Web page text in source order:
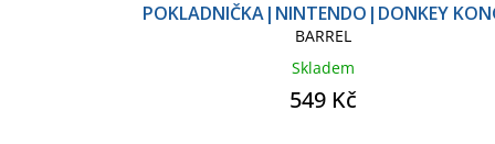
POKLADNIČKA|NINTENDO|DONKEY
BARREL
Skladem
549 Kč